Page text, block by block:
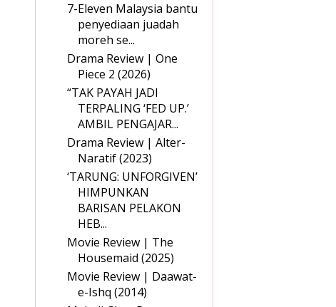
7-Eleven Malaysia bantu
penyediaan juadah
moreh se...
Drama Review | One
Piece 2 (2026)
“TAK PAYAH JADI
TERPALING ‘FED UP.’
AMBIL PENGAJAR...
Drama Review | Alter-
Naratif (2023)
‘TARUNG: UNFORGIVEN’
HIMPUNKAN
BARISAN PELAKON
HEB...
Movie Review | The
Housemaid (2025)
Movie Review | Daawat-
e-Ishq (2014)